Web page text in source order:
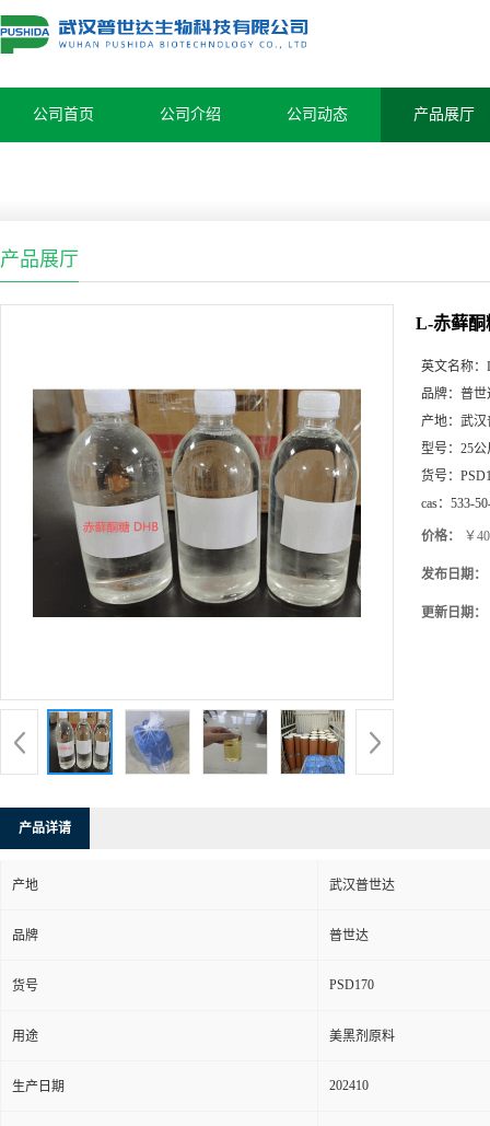
公司首页 公司介绍 公司动态 产品展厅
产品展厅
L-赤藓酮
英文名称：
品牌： 普世
产地： 武汉
型号： 25公
货号：
cas： 533-
价格： ￥
发布日期：
更新日期：
产品详请
产地 武汉普世达
品牌 普世达
货号 PSD170
用途 美黑剂原料
生产日期 202410